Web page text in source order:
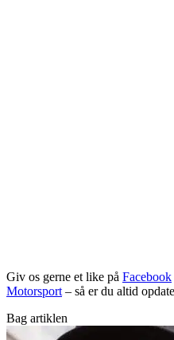
Giv os gerne et like på Facebook
Motorsport – så er du altid
Bag artiklen